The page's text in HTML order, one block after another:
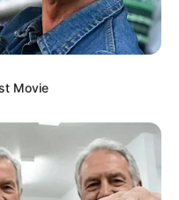
Movie